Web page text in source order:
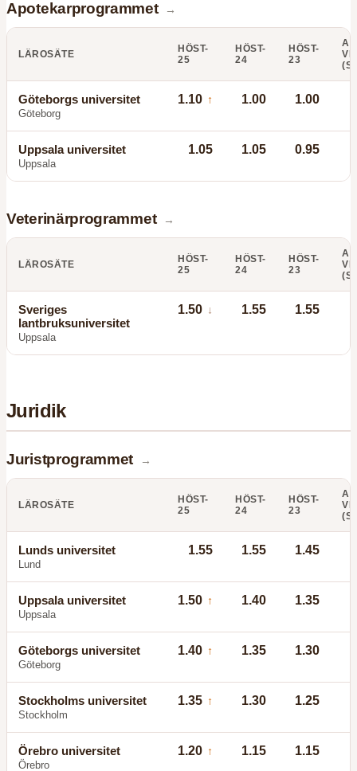
Apotekarprogrammet →
LÄROSÄTE
HÖST-
25
HÖST-
24
HÖST-
23
Göteborgs universitet
Göteborg
1.10 ↑ 1.00 1.00
Uppsala universitet
Uppsala
1.05 1.05 0.95
Veterinärprogrammet →
LÄROSÄTE
HÖST-
25
HÖST-
24
HÖST-
23
Sveriges
lantbruksuniversitet
Uppsala
1.50 ↓ 1.55 1.55
Juridik
Juristprogrammet →
LÄROSÄTE
HÖST-
25
HÖST-
24
HÖST-
23
Lunds universitet
Lund
1.55 1.55 1.45
Uppsala universitet
Uppsala
1.50 ↑ 1.40 1.35
Göteborgs universitet
Göteborg
1.40 ↑ 1.35 1.30
Stockholms universitet
Stockholm
1.35 ↑ 1.30 1.25
Örebro universitet
Örebro
1.20 ↑ 1.15 1.15